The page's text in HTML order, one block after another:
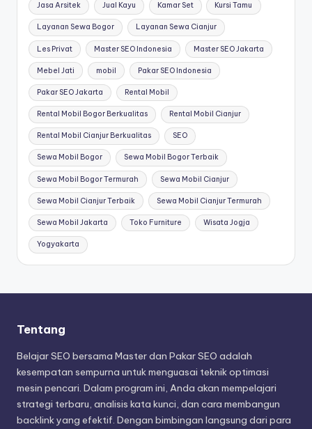
Jasa Arsitek Jual Kayu Kamar Set Kursi Tamu
Layanan Sewa Bogor Layanan Sewa Cianjur
Les Privat Master SEO Indonesia Master SEO Jakarta
Mebel Jati mobil Pakar SEO Indonesia
Pakar SEO Jakarta Rental Mobil
Rental Mobil Bogor Berkualitas Rental Mobil Cianjur
Rental Mobil Cianjur Berkualitas SEO
Sewa Mobil Bogor Sewa Mobil Bogor Terbaik
Sewa Mobil Bogor Termurah Sewa Mobil Cianjur
Sewa Mobil Cianjur Terbaik Sewa Mobil Cianjur Termurah
Sewa Mobil Jakarta Toko Furniture Wisata Jogja
Yogyakarta
Tentang
Belajar SEO bersama Master dan Pakar SEO adalah
kesempatan sempurna untuk menguasai teknik optimasi
mesin pencari. Dalam program ini, Anda akan mempelajari
strategi terbaru, analisis kata kunci, dan cara membangun
backlink yang efektif. Dengan bimbingan langsung dari para